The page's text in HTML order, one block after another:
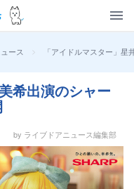
ース > 「アイドルマスター」
希出演のシャー
by ライブドアニュース編集部